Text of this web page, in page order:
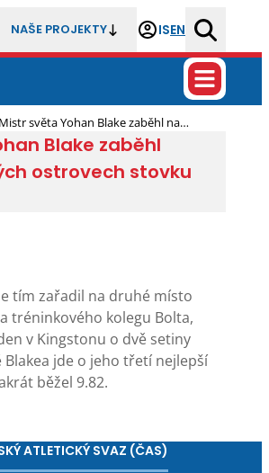
NAŠE PROJEKTY ISEN
Mistr světa Yohan Blake zaběhl na…
Blake zaběhl
ostrovech stovku
tím zařadil na druhé místo
tréninkového kolegu Bolta,
v Kingstonu o dvě setiny
jde o jeho třetí nejlepší
běžel 9.82.
ATLETICKÝ SVAZ (ČAS)